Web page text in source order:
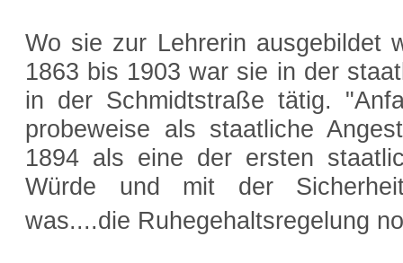
Wo sie zur Lehrerin ausgebildet
1863 bis 1903 war sie in der
in der Schmidtstraße tätig.
probeweise als staatliche
1894 als eine der ersten
Würde und mit der
was....die Ruhegehaltsregelung